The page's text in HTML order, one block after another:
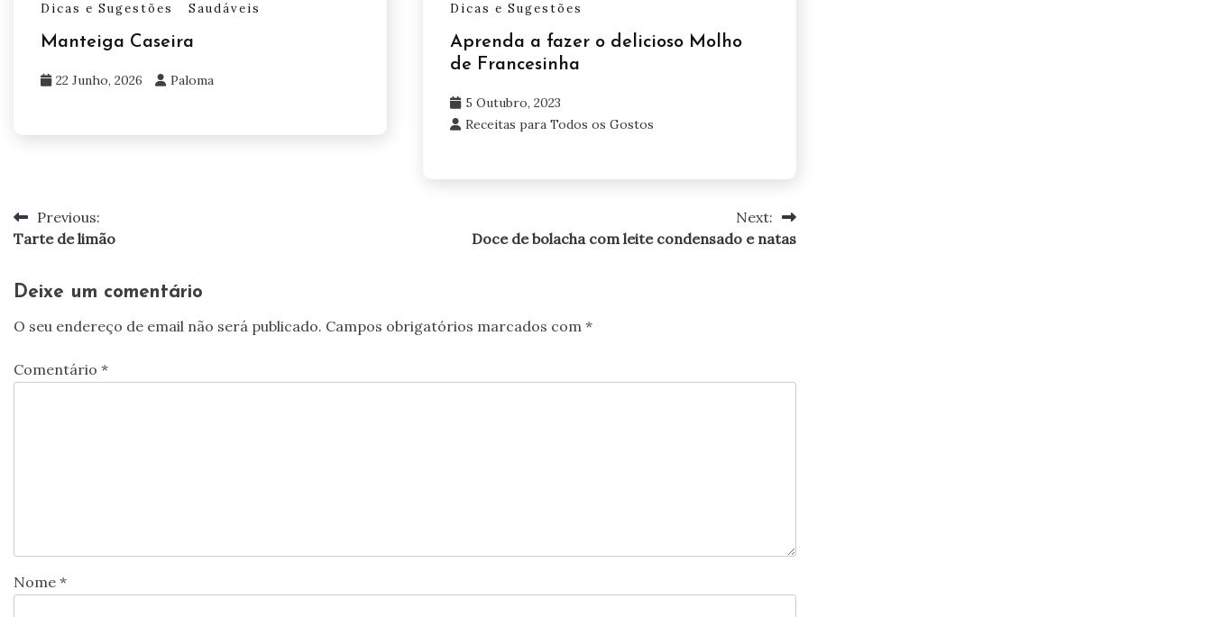
Dicas e Sugestões Saudáveis
Manteiga Caseira
22 Junho, 2026 Paloma
Dicas e Sugestões
Aprenda a fazer o delicioso Molho
de Francesinha
5 Outubro, 2023
Receitas para Todos os Gostos
Navegação
artigos
Previous:
Tarte de limão
Next:
Doce de bolacha com leite condensado e natas
Deixe um comentário
O seu endereço de email não será publicado. Campos obrigatórios marcados com *
Comentário *
Nome *